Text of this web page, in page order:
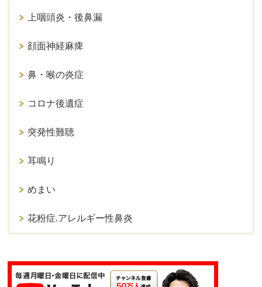
上咽頭炎・後鼻漏
顔面神経麻痺
鼻・喉の炎症
コロナ後遺症
突発性難聴
耳鳴り
めまい
花粉症.アレルギー性鼻炎